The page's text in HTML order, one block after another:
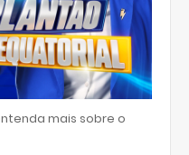
mais sobre o